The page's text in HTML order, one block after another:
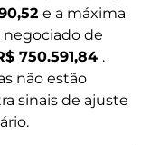
e a máxima
de
750.591,84 .
não estão
sinais de ajuste